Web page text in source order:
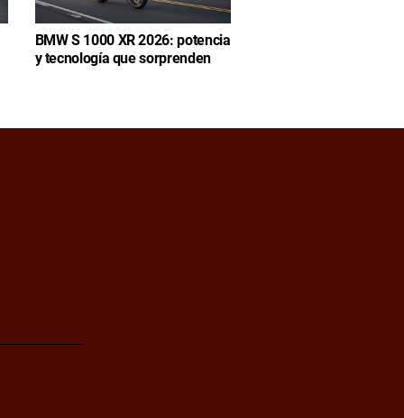
BMW S 1000 XR 2026: potencia
y tecnología que sorprenden